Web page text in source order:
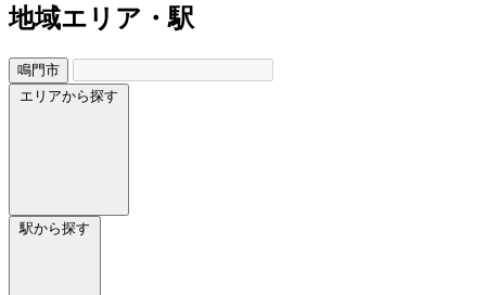
地域エリア・駅
鳴門市
エリアから探す
駅から探す